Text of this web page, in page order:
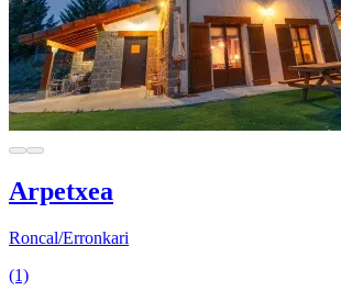
Arpetxea
Roncal/Erronkari
(1)